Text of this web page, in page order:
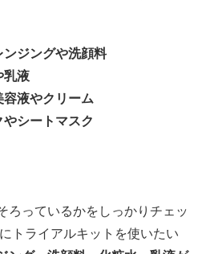
ンジングや洗顔料
乳液
容液やクリーム
やシートマスク
ろっているかをしっかりチェッ
トライアルキットを使いたい